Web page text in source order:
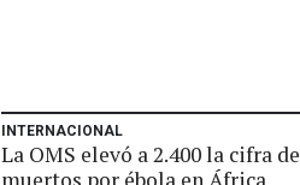
INTERNACIONAL
La OMS elevó a 2.400 la cifra de